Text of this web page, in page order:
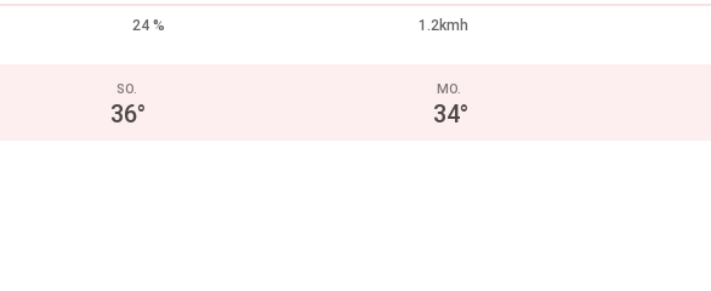
24 %
1.2kmh
SO.
36°
MO.
34°